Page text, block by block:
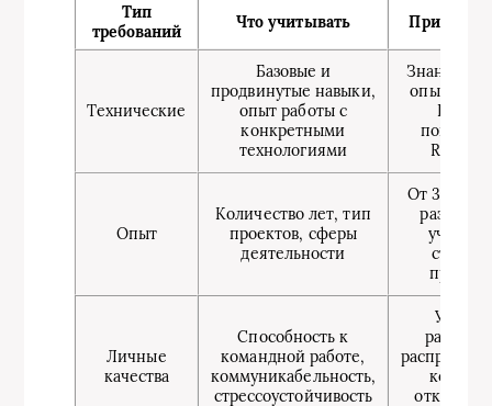
Тип
требований
Что учитывать Пример
Технические
Базовые и
продвинутые навыки,
опыт работы с
конкретными
технологиями
Знание
опыт
Django,
REST
Опыт
Количество лет, тип
проектов, сферы
деятельности
От 3 лет в
участие
Личные
качества
Способность к
командной работе,
коммуникабельность,
стрессоустойчивость